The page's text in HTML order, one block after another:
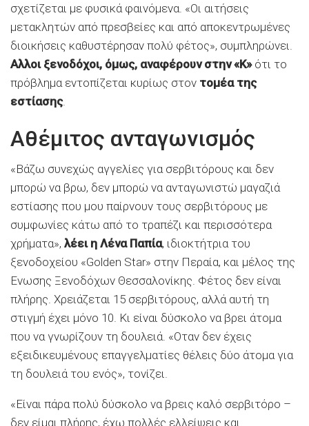
σχετίζεται με φυσικά φαινόμενα. «Οι αιτήσεις
μετακλητών από πρεσβείες και από αποκεντρωμένες
διοικήσεις καθυστέρησαν πολύ φέτος», συμπληρώνει.
Αλλοι ξενοδόχοι, όμως, αναφέρουν στην «Κ» ότι το
πρόβλημα εντοπίζεται κυρίως στον τομέα της
εστίασης.
Αθέμιτος ανταγωνισμός
«Βάζω συνεχώς αγγελίες για σερβιτόρους και δεν
μπορώ να βρω, δεν μπορώ να ανταγωνιστώ μαγαζιά
εστίασης που μου παίρνουν τους σερβιτόρους με
συμφωνίες κάτω από το τραπέζι και περισσότερα
χρήματα», λέει η Λένα Παπία, ιδιοκτήτρια του
ξενοδοχείου «Golden Star» στην Περαία, και μέλος της
Ενωσης Ξενοδόχων Θεσσαλονίκης. Φέτος δεν είναι
πλήρης. Χρειάζεται 15 σερβιτόρους, αλλά αυτή τη
στιγμή έχει μόνο 10. Κι είναι δύσκολο να βρει άτομα
που να γνωρίζουν τη δουλειά. «Οταν δεν έχεις
εξειδικευμένους επαγγελματίες θέλεις δύο άτομα για
τη δουλειά του ενός», τονίζει.
«Είναι πάρα πολύ δύσκολο να βρεις καλό σερβιτόρο –
δεν είμαι πλήρης, έχω πολλές ελλείψεις και